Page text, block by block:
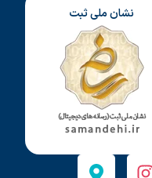
نشان ملی ثبت